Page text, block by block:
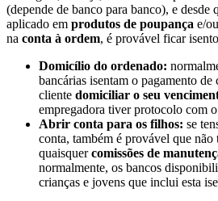
(depende de banco para banco), e desde
aplicado em produtos de poupança e/
na conta à ordem, é provável ficar
Domicílio do ordenado:
bancárias isentam o pagamento de
cliente domiciliar o seu
empregadora tiver protocolo com
Abrir conta para os filhos: se
conta, também é provável que não
quaisquercomissões de
normalmente, os bancos
crianças e jovens que inclui esta